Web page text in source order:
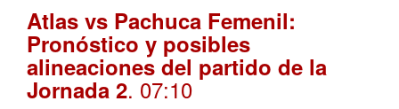
Atlas vs Pachuca Femenil:
Pronóstico y posibles
alineaciones del partido de la
Jornada 2. 07:10